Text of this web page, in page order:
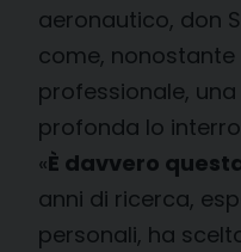
aeronautico, don
come, nonostante
professionale,
profonda lo
«È davvero
anni di ricerca,
personali, ha